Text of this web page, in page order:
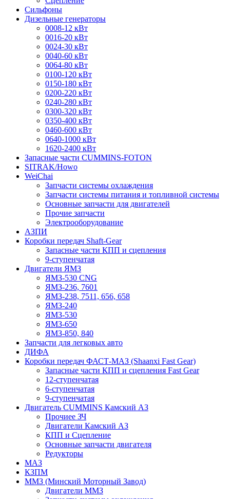
Сильфоны
Дизельные генераторы
0008-12 кВт
0016-20 кВт
0024-30 кВт
0040-60 кВт
0064-80 кВт
0100-120 кВт
0150-180 кВт
0200-220 кВт
0240-280 кВт
0300-320 кВт
0350-400 кВт
0460-600 кВт
0640-1000 кВт
1620-2400 кВт
Запасные части CUMMINS-FOTON
SITRAK/Howo
WeiChai
Запчасти системы охлаждения
Запчасти системы питания и топливной системы
Основные запчасти для двигателей
Прочие запчасти
Электрооборудование
АЗПИ
Коробки передач Shaft-Gear
Запасные части КПП и сцепления
9-ступенчатая
Двигатели ЯМЗ
ЯМЗ-530 CNG
ЯМЗ-236, 7601
ЯМЗ-238, 7511, 656, 658
ЯМЗ-240
ЯМЗ-530
ЯМЗ-650
ЯМЗ-850, 840
Запчасти для легковых авто
ДИФА
Коробки передач ФАСТ-МАЗ (Shaanxi Fast Gear)
Запасные части КПП и сцепления Fast Gear
12-ступенчатая
6-ступенчатая
9-ступенчатая
Двигатель CUMMINS Камский АЗ
Прочиее ЗЧ
Двигатели Камский АЗ
КПП и Сцепление
Основные запчасти двигателя
Редукторы
МАЗ
КЗПМ
ММЗ (Минский Моторный Завод)
Двигатели ММЗ